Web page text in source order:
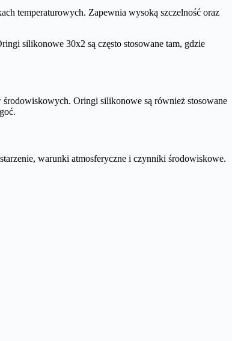
temperaturowych. Zapewnia wysoką szczelność oraz
silikonowe 30x2 są często stosowane tam, gdzie
Oringi silikonowe są również stosowane
warunki atmosferyczne i czynniki środowiskowe.